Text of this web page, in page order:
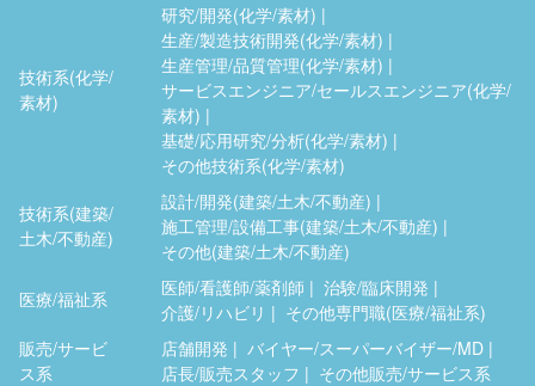
技術系(化学/
素材)
研究/開発(化学/素材)
生産/製造技術開発(化学/素材)
生産管理/品質管理(化学/素材)
サービスエンジニア/セールスエンジニア(化学/
素材)
基礎/応用研究/分析(化学/素材)
その他技術系(化学/素材)
技術系(建築/
土木/不動産)
設計/開発(建築/土木/不動産)
施工管理/設備工事(建築/土木/不動産)
その他(建築/土木/不動産)
医療/福祉系
医師/看護師/薬剤師
治験/臨床開発
介護/リハビリ
その他専門職(医療/福祉系)
販売/サービ
ス系
店舗開発
バイヤー/スーパーバイザー/MD
店長/販売スタッフ
その他販売/サービス系